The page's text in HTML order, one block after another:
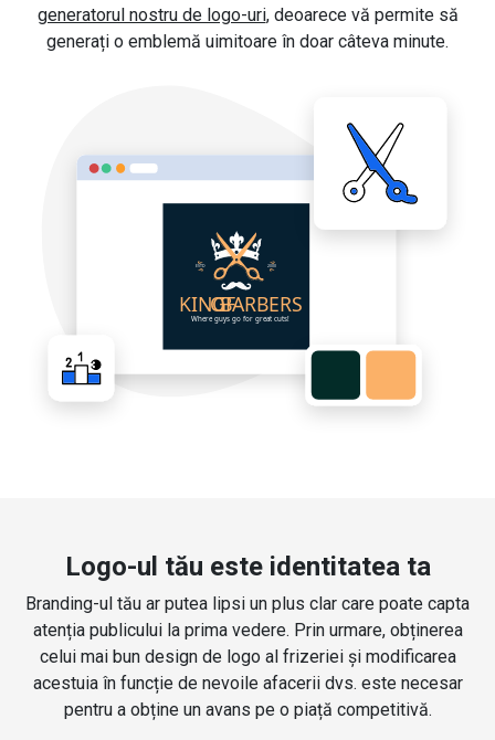
generatorul nostru de logo-uri, deoarece vă permite să
generați o emblemă uimitoare în doar câteva minute.
Logo-ul tău este identitatea ta
Branding-ul tău ar putea lipsi un plus clar care poate capta
atenția publicului la prima vedere. Prin urmare, obținerea
celui mai bun design de logo al frizeriei și modificarea
acestuia în funcție de nevoile afacerii dvs. este necesar
pentru a obține un avans pe o piață competitivă.